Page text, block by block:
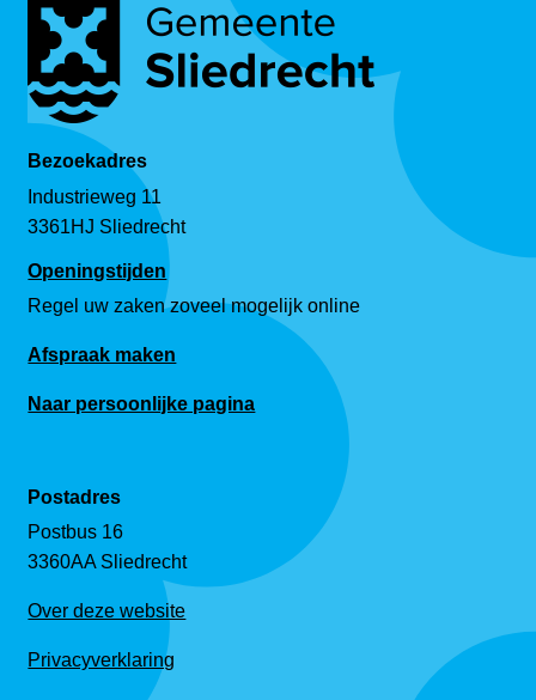
Bezoekadres
Industrieweg 11
3361HJ Sliedrecht
Openingstijden
Regel uw zaken zoveel mogelijk online
Afspraak maken
Naar persoonlijke pagina
Postadres
Postbus 16
3360AA Sliedrecht
Over deze website
Privacyverklaring